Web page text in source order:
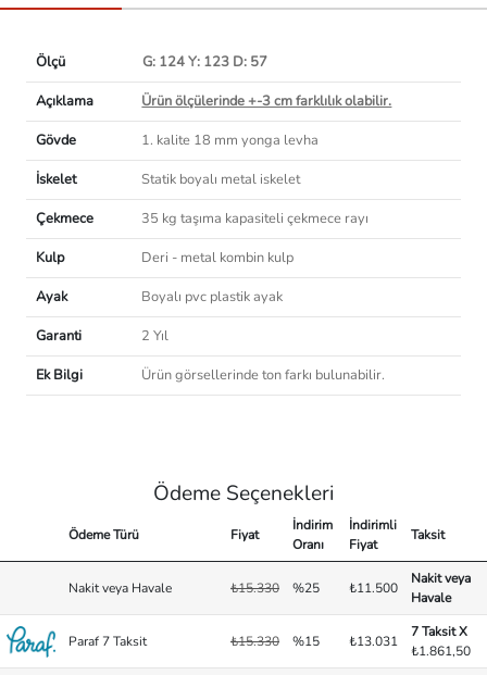
Ölçü
G: 124 Y: 123 D: 57
Açıklama
Ürün ölçülerinde +-3 cm farklılık olabilir.
Gövde
1. kalite 18 mm yonga levha
İskelet
Statik boyalı metal iskelet
Çekmece
35 kg taşıma kapasiteli çekmece rayı
Kulp
Deri - metal kombin kulp
Ayak
Boyalı pvc plastik ayak
Garanti
2 Yıl
Ek Bilgi
Ürün görsellerinde ton farkı bulunabilir.
Ödeme Seçenekleri
Ödeme Türü Fiyat
İndirim
Oranı
İndirimli
Fiyat
Taksit
Nakit veya Havale ₺15.330 %25 ₺11.500
Nakit veya
Havale
Paraf 7 Taksit ₺15.330 %15 ₺13.031
7 Taksit X
₺1.861,50